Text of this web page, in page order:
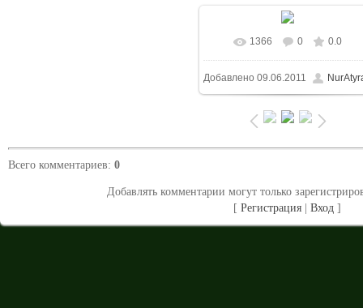
В реальном размере
/ 103.9Kb
1366 0 0.0
Добавлено 09.06.2011
Всего комментариев: 0
Добавлять комментарии могут только
[Регистрация |Вход ]